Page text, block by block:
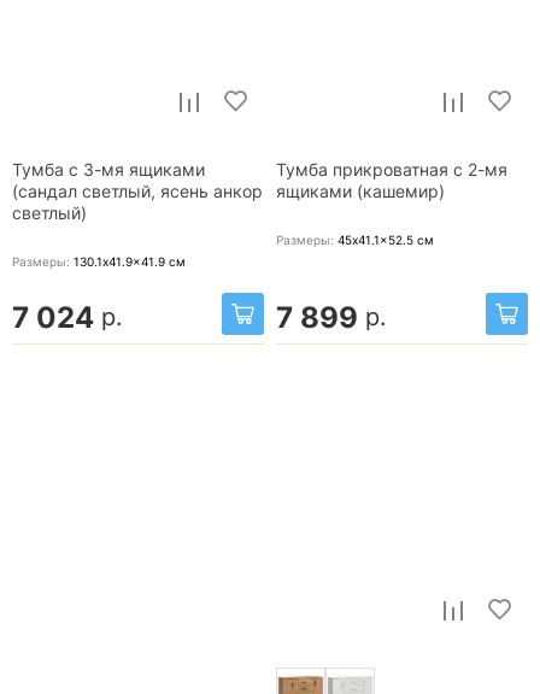
Тумба с 3-мя ящиками
(сандал светлый, ясень анкор
светлый)
Размеры: 130.1x41.9x41.9 см
7 024 р.
Тумба прикроватная с 2-мя
ящиками (кашемир)
Размеры: 45x41.1x52.5 см
7 899 р.